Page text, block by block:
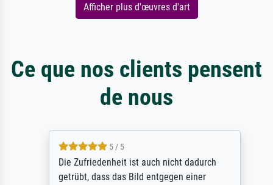
Afficher plus d'œuvres d'art
Ce que nos clients pensent
de nous
5 / 5
Die Zufriedenheit ist auch nicht dadurch
getrübt, dass das Bild entgegen einer